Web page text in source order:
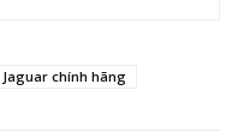
Jaguar chính hãng